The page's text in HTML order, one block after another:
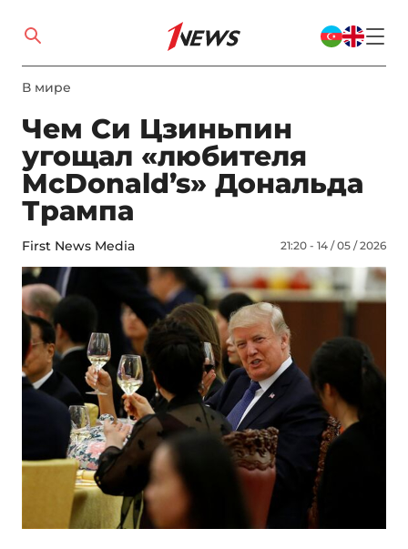
В мире
Чем Си Цзиньпин
угощал «любителя
McDonald’s» Дональда
Трампа
First News Media 21:20 - 14 / 05 / 2026